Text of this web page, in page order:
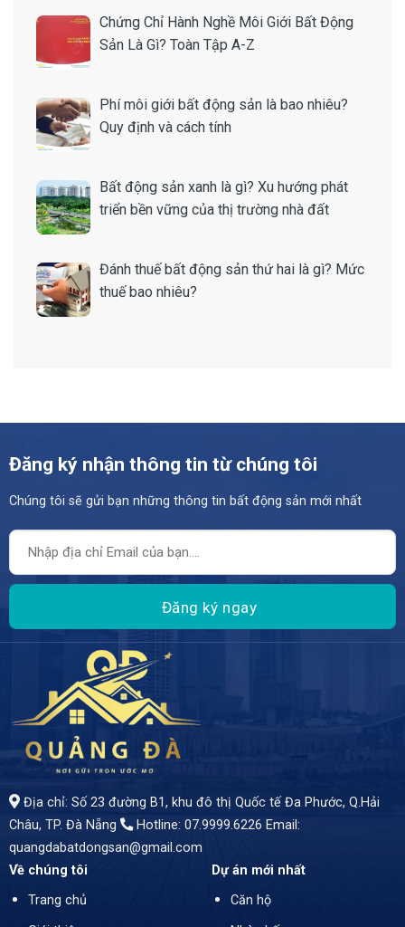
Chứng Chỉ Hành Nghề Môi Giới Bất Động
Sản Là Gì? Toàn Tập A-Z
Phí môi giới bất động sản là bao nhiêu?
Quy định và cách tính
Bất động sản xanh là gì? Xu hướng phát
triển bền vững của thị trường nhà đất
Đánh thuế bất động sản thứ hai là gì? Mức
thuế bao nhiêu?
Đăng ký nhận thông tin từ chúng tôi
Chúng tôi sẽ gửi bạn những thông tin bất động sản mới nhất
Địa chỉ: Số 23 đường B1, khu đô thị Quốc tế Đa Phước, Q.Hải
Châu, TP. Đà Nẵng
Hotline: 07.9999.6226 Email:
quangdabatdongsan@gmail.com
Về chúng tôi
Trang chủ
Dự án mới nhất
Căn hộ